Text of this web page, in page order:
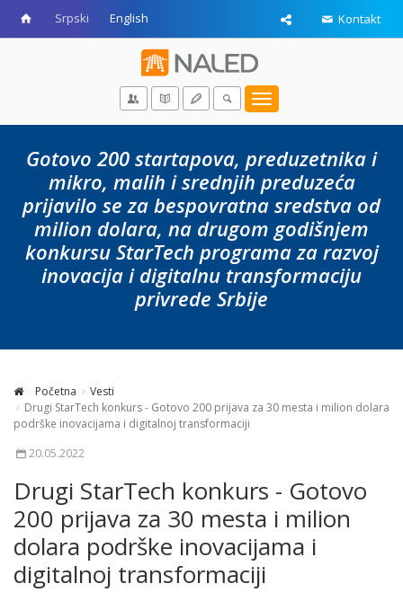
Srpski English Kontakt
Toggle
navigation
Gotovo 200 startapova, preduzetnika i
mikro, malih i srednjih preduzeća
prijavilo se za bespovratna sredstva od
milion dolara, na drugom godišnjem
konkursu StarTech programaza razvoj
inovacija i digitalnu transformaciju
privrede Srbije
Početna
Vesti
Drugi StarTech konkurs - Gotovo 200 prijava za 30 mesta i milion dolara
podrške inovacijama i digitalnoj transformaciji
20.05.2022
Drugi StarTech konkurs - Gotovo
200 prijava za 30 mesta i milion
dolara podrške inovacijama i
digitalnoj transformaciji